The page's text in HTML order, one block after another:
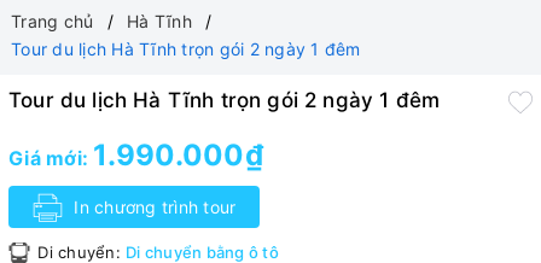
Trang chủ
Hà Tĩnh
Tour du lịch Hà Tĩnh trọn gói 2 ngày 1 đêm
Tour du lịch Hà Tĩnh trọn gói 2 ngày 1 đêm
Giá mới: 1.990.000₫
In chương trình tour
Di chuyển: Di chuyển bằng ô tô